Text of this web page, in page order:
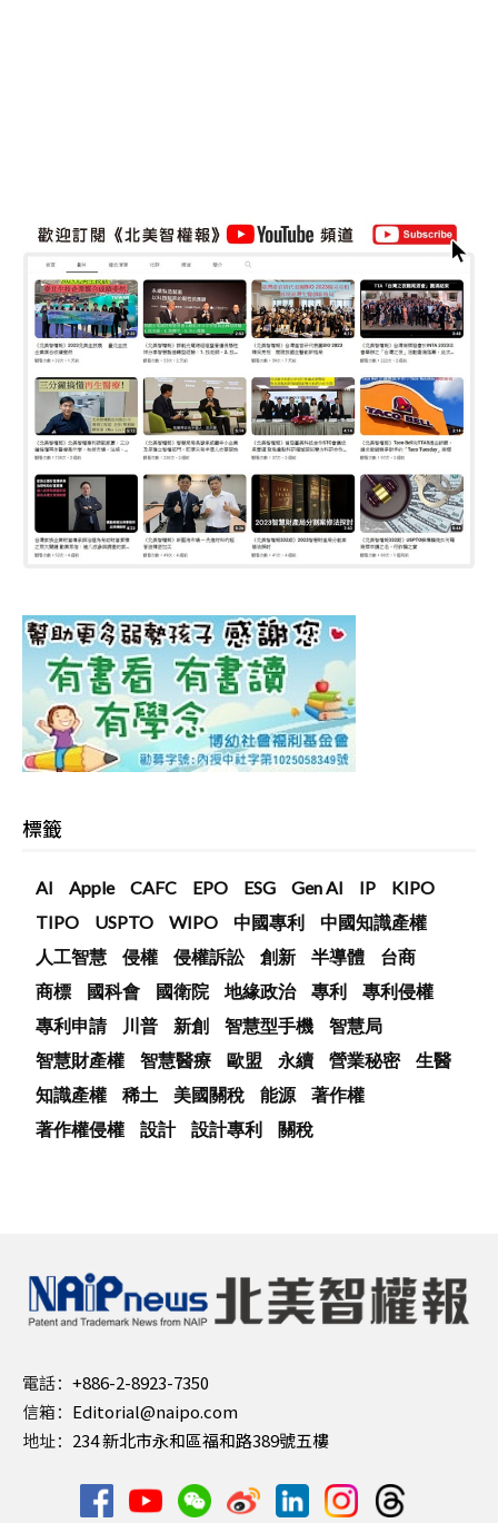
標籤
AI Apple CAFC EPO ESG Gen AI IP
KIPO
TIPO
USPTO WIPO 中國專利
中國知識產權
人工智慧
侵權 侵權訴訟 創新 半導體
台商
商標
國科會 國衛院 地緣政治 專利
專利侵權
專利申請
川普 新創 智慧型手機
智慧局
智慧財產權
智慧醫療 歐盟 永續 營業秘密
生醫
知識產權
稀土 美國關稅 能源
著作權
著作權侵權
設計 設計專利 關稅
電話： +886-2-8923-7350
信箱： Editorial@naipo.com
地址： 234 新北市永和區福和路389號五樓